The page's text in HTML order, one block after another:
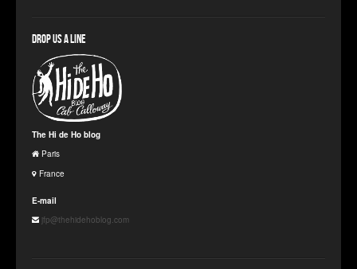
Drop us a line
The Hi de Ho blog
Paris
France
E-mail
jfp@thehidehoblog.com